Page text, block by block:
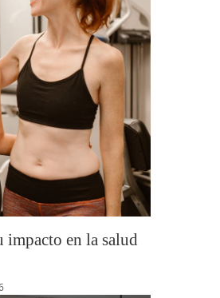
impacto en la salud